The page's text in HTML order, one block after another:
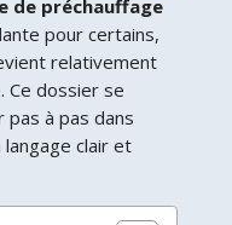
de préchauffage
pour certains,
relativement
Ce dossier se
à pas dans
clair et